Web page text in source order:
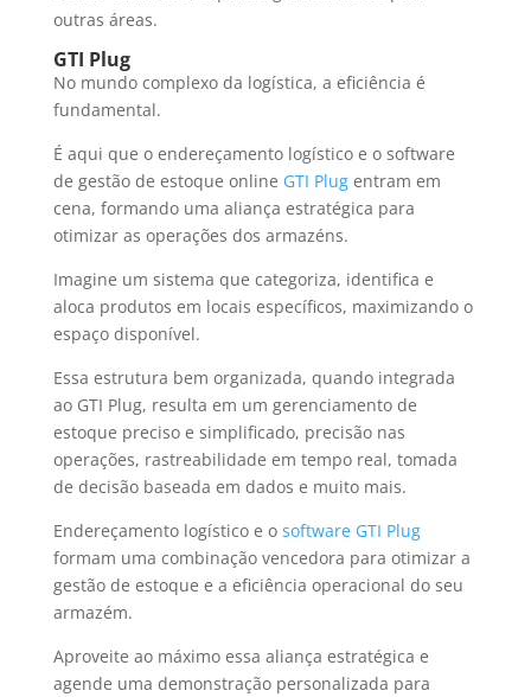
outras áreas.
GTI Plug
No mundo complexo da logística, a eficiência é
fundamental.
É aqui que o endereçamento logístico e o software
de gestão de estoque online GTI Plugentram em
cena, formando uma aliança estratégica para
otimizar as operações dos armazéns.
Imagine um sistema que categoriza, identifica e
aloca produtos em locais específicos, maximizando o
espaço disponível.
Essa estrutura bem organizada, quando integrada
ao GTI Plug, resulta em um gerenciamento de
estoque preciso e simplificado, precisão nas
operações, rastreabilidade em tempo real, tomada
de decisão baseada em dados e muito mais.
Endereçamento logístico e o software GTI Plug
formam uma combinação vencedora para otimizar a
gestão de estoque e a eficiência operacional do seu
armazém.
Aproveite ao máximo essa aliança estratégica e
agende uma demonstração personalizada para